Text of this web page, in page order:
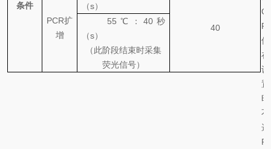
条件
PCR扩
增
（s）
40
55 ℃ ：40 秒
（s）
（此阶段结束时采集
荧光信号）
C
R
仪
在
设
置
时
不
选
R